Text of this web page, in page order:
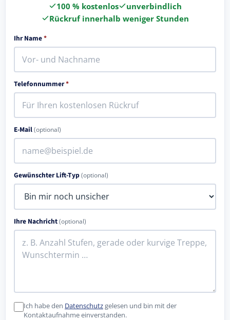
100 % kostenlos
unverbindlich
Rückruf innerhalb weniger Stunden
Ihr Name*
Telefonnummer*
E-Mail(optional)
Gewünschter Lift-Typ(optional)
Ihre Nachricht(optional)
Ich habe den Datenschutzgelesen und bin mit der
Kontaktaufnahme einverstanden.